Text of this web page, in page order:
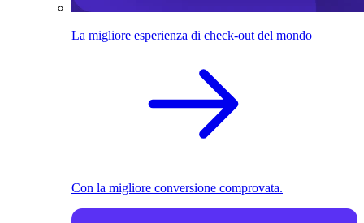
La migliore esperienza di check-out del mondo
Con la migliore conversione comprovata.